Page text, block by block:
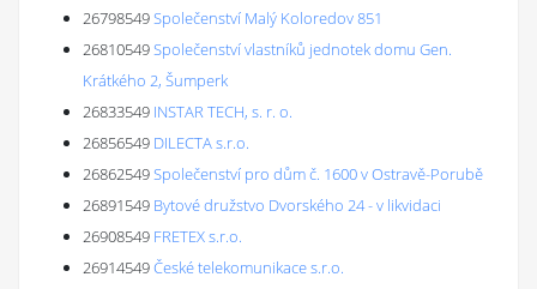
26798549Společenství Malý Koloredov 851
26810549Společenství vlastníků jednotek domu Gen.
Krátkého 2, Šumperk
26833549 INSTAR TECH, s. r. o.
26856549 DILECTA s.r.o.
26862549Společenství pro dům č. 1600 v Ostravě-Porubě
26891549 Bytové družstvo Dvorského 24 - v likvidaci
26908549 FRETEX s.r.o.
26914549České telekomunikace s.r.o.